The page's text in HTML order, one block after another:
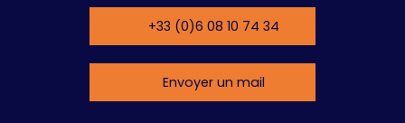
+33 (0)6 08 10 74 34
Envoyer un mail